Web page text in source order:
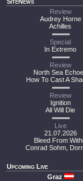
Review
Audrey Horne
Achilles
Special
In Extremo
Review
North Sea
How To Cast A
Review
Ignition
All Will Die
Live
21.07.2026
Bleed From
Conrad Sohm,
Upcoming Live
Graz